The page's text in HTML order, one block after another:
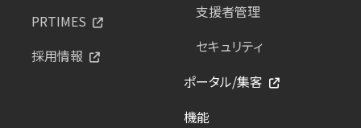
PRTIMES
採用情報
支援者管理
セキュリティ
ポータル/集客
機能